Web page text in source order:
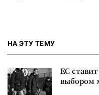
НА ЭТУ ТЕМУ
ЕС
выбором